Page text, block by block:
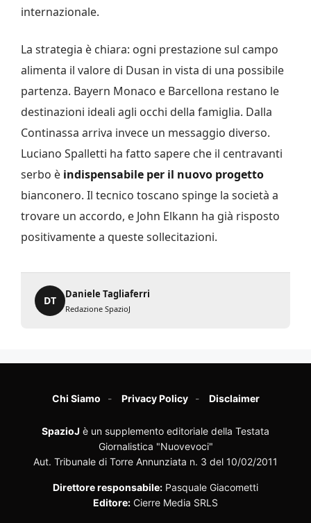
internazionale.
La strategia è chiara: ogni prestazione sul campo
alimenta il valore di Dusan in vista di una possibile
partenza. Bayern Monaco e Barcellona restano le
destinazioni ideali agli occhi della famiglia. Dalla
Continassa arriva invece un messaggio diverso.
Luciano Spalletti ha fatto sapere che il centravanti
serbo è indispensabile per il nuovo progetto
bianconero. Il tecnico toscano spinge la società a
trovare un accordo, e John Elkann ha già risposto
positivamente a queste sollecitazioni.
DT
Daniele Tagliaferri
Redazione SpazioJ
Chi Siamo Privacy Policy Disclaimer
SpazioJ è un supplemento editoriale della Testata
Giornalistica "Nuovevoci"
Aut. Tribunale di Torre Annunziata n. 3 del 10/02/2011
Direttore responsabile: Pasquale Giacometti
Editore: Cierre Media SRLS